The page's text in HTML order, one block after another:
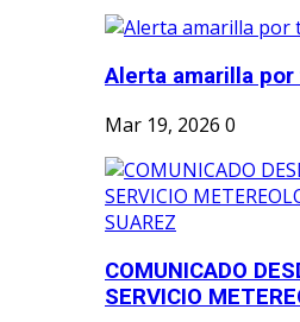
Alerta amarilla
Mar 19, 2026 0
COMUNICADO
SERVICIO